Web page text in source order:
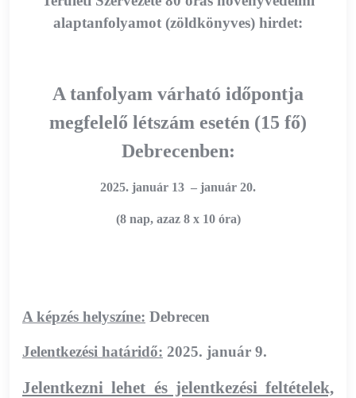
alaptanfolyamot (zöldkönyves) hirdet:
A tanfolyam várható időpontja
megfelelő létszám esetén (15 fő)
Debrecenben:
2025. január 13 – január 20.
(8 nap, azaz 8 x 10 óra)
A képzés helyszíne: Debrecen
Jelentkezési határidő: 2025. január 9.
Jelentkezni lehet és jelentkezési feltételek,